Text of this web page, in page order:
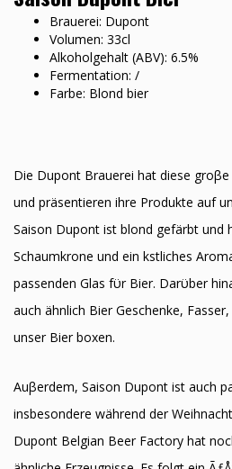
Brauerei: Dupont
Volumen: 33cl
Alkoholgehalt (ABV): 6.5%
Fermentation: /
Farbe: Blond bier
Die Dupont Brauerei hat diese
und präsentieren ihre Produkte auf
Saison Dupont ist blond gefärbt und
Schaumkrone und ein kӧstliches
passenden Glas fϋr Bier. Darϋber
auch ähnlich Bier Geschenke,
unser Bier boxen.
Auβerdem, Saison Dupont ist auch
insbesondere während der
Dupont Belgian Beer Factory hat